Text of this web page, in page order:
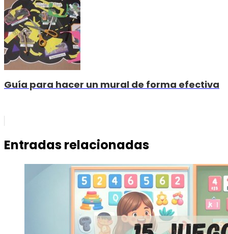
Guía para hacer un mural de forma efectiva
Entradas relacionadas